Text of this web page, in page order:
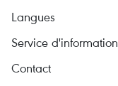
Langues
Service d'information
Contact